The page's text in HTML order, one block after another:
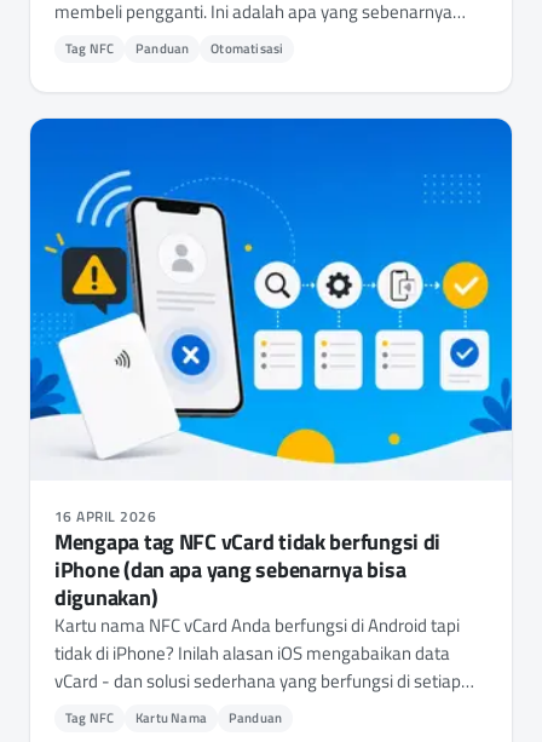
membeli pengganti. Ini adalah apa yang sebenarnya
dilacaknya, dan cara memeriksa penggunaan atau
Tag NFC Panduan Otomatisasi
16 APRIL 2026
Mengapa tag NFC vCard tidak berfungsi di
iPhone (dan apa yang sebenarnya bisa
digunakan)
Kartu nama NFC vCard Anda berfungsi di Android tapi
tidak di iPhone? Inilah alasan iOS mengabaikan data
vCard - dan solusi sederhana yang berfungsi di setiap
ponsel.
Tag NFC Kartu Nama Panduan